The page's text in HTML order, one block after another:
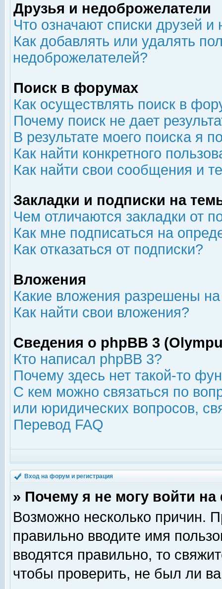
Друзья и недоброжелатели
Что означают списки друзей
Как добавлять или удалять
недоброжелателей?
Поиск в форумах
Как осуществлять поиск в
Почему поиск не дает
В результате моего поиска я
Как найти конкретного
Как найти свои сообщения и
Закладки и подписки на
Чем отличаются закладки от
Как мне подписаться на
Как отказаться от подписки?
Вложения
Какие вложения разрешены
Как найти свои вложения?
Сведения о phpBB 3
Кто написал phpBB 3?
Почему здесь нет такой-то
С кем можно связаться по
или юридических вопросов,
Перевод FAQ
Вход на форум и регистрация
» Почему я не могу войти
Возможно несколько причин.
правильно вводите имя
вводятся правильно, то
чтобы проверить, не был ли